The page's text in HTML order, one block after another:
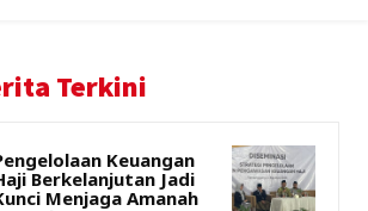
Terkini
Keuangan
Berkelanjutan Jadi
Menjaga Amanah